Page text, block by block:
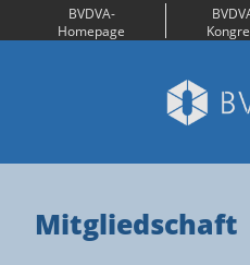
BVDVA-
Homepage
Mitgliedschaft